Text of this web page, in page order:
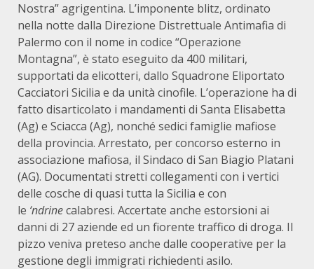
Nostra” agrigentina. L’imponente blitz, ordinato
nella notte dalla Direzione Distrettuale Antimafia di
Palermo con il nome in codice “Operazione
Montagna”, è stato eseguito da 400 militari,
supportati da elicotteri, dallo Squadrone Eliportato
Cacciatori Sicilia e da unità cinofile. L’operazione ha di
fatto disarticolato i mandamenti di Santa Elisabetta
(Ag) e Sciacca (Ag), nonché sedici famiglie mafiose
della provincia. Arrestato, per concorso esterno in
associazione mafiosa, il Sindaco di San Biagio Platani
(AG). Documentati stretti collegamenti con i vertici
delle cosche di quasi tutta la Sicilia e con
le ‘ndrinecalabresi. Accertate anche estorsioni ai
danni di 27 aziende ed un fiorente traffico di droga. Il
pizzo veniva preteso anche dalle cooperative per la
gestione degli immigrati richiedenti asilo.